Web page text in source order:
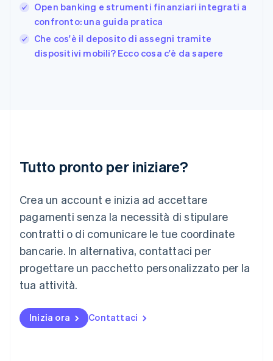
Open banking e strumenti finanziari integrati a
confronto: una guida pratica
Che cos'è il deposito di assegni tramite
dispositivi mobili? Ecco cosa c'è da sapere
Tutto pronto per iniziare?
Crea un account e inizia ad accettare
pagamenti senza la necessità di stipulare
contratti o di comunicare le tue coordinate
bancarie. In alternativa, contattaci per
progettare un pacchetto personalizzato per la
tua attività.
Inizia ora Contattaci
English
Grecia
English
India
English
Lituania
Lussemburgo
Deutsch English
Malaysia
English 简体中文
Malta
Messico
EspañolEnglish
English
Nuova Zelanda